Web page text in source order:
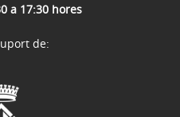
a 17:30 hores
de: